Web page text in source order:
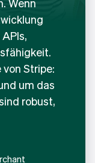
Stripe:
um das
robust,